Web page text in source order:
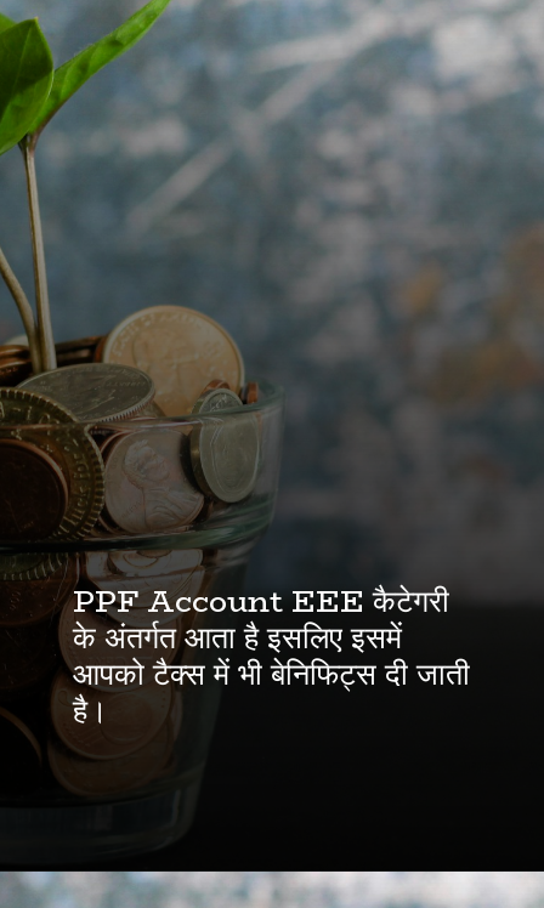
PPF Account EEE कैटेगरी
के अंतर्गत आता है इसलिए इसमें
आपको टैक्स में भी बेनिफिट्स दी जाती
है।